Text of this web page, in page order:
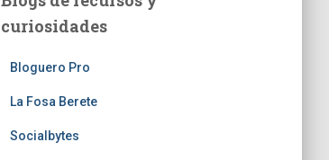
curiosidades
Bloguero Pro
La Fosa Berete
Socialbytes